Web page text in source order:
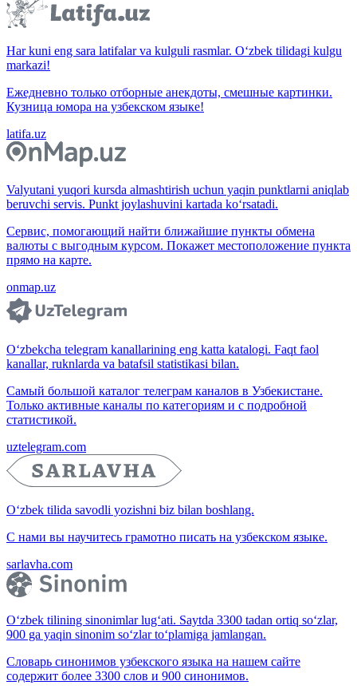
Har kuni eng sara latifalar va kulguli rasmlar. O‘zbek tilidagi kulgu
markazi!
Ежедневно только отборные анекдоты, смешные картинки.
Кузница юмора на узбекском языке!
latifa.uz
Valyutani yuqori kursda almashtirish uchun yaqin punktlarni aniqlab
beruvchi servis. Punkt joylashuvini kartada ko‘rsatadi.
Сервис, помогающий найти ближайшие пункты обмена
валюты с выгодным курсом. Покажет местоположение пункта
прямо на карте.
onmap.uz
O‘zbekcha telegram kanallarining eng katta katalogi. Faqt faol
kanallar, ruknlarda va batafsil statistikasi bilan.
Самый большой каталог телеграм каналов в Узбекистане.
Только активные каналы по категориям и с подробной
статистикой.
uztelegram.com
O‘zbek tilida savodli yozishni biz bilan boshlang.
С нами вы научитесь грамотно писать на узбекском языке.
sarlavha.com
O‘zbek tilining sinonimlar lug‘ati. Saytda 3300 tadan ortiq so‘zlar,
900 ga yaqin sinonim so‘zlar to‘plamiga jamlangan.
Словарь синонимов узбекского языка на нашем сайте
содержит более 3300 слов и 900 синонимов.